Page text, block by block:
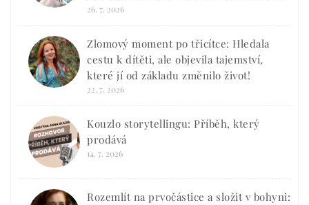
26. 7. 2026
Zlomový moment po třicítce: Hledala
cestu k dítěti, ale objevila tajemství,
které jí od základu změnilo život!
22. 7. 2026
Kouzlo storytellingu: Příběh, který
prodává
14. 7. 2026
Rozemlít na prvočástice a složit v bohyni: